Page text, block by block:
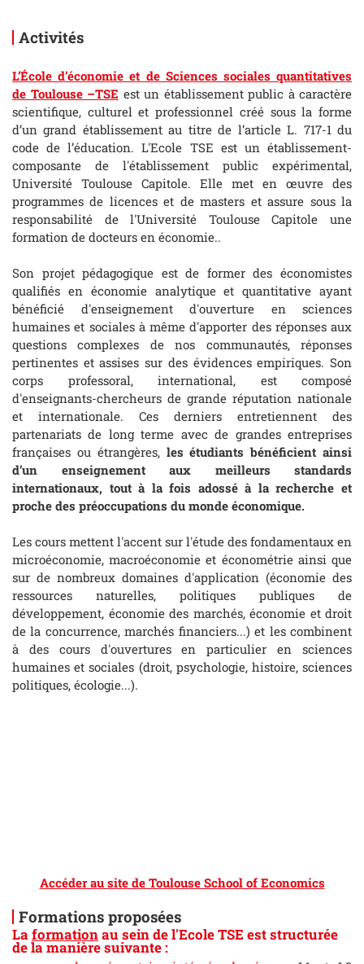
Activités
L’École d’économie et de Sciences sociales quantitatives
de Toulouse –TSE est un établissement public à caractère
scientifique, culturel et professionnel créé sous la forme
d’un grand établissement au titre de l’article L. 717-1 du
code de l’éducation. L'Ecole TSE est un établissement-
composante de l'établissement public expérimental,
Université Toulouse Capitole. Elle met en œuvre des
programmes de licences et de masters et assure sous la
responsabilité de l'Université Toulouse Capitole une
formation de docteurs en économie..
Son projet pédagogique est de former des économistes
qualifiés en économie analytique et quantitative ayant
bénéficié d'enseignement d'ouverture en sciences
humaines et sociales à même d'apporter des réponses aux
questions complexes de nos communautés, réponses
pertinentes et assises sur des évidences empiriques. Son
corps professoral, international, est composé
d'enseignants-chercheurs de grande réputation nationale
et internationale. Ces derniers entretiennent des
partenariats de long terme avec de grandes entreprises
françaises ou étrangères, les étudiants bénéficient ainsi
d’un enseignement aux meilleurs standards
internationaux, tout à la fois adossé à la recherche et
proche des préoccupations du monde économique.
Les cours mettent l'accent sur l'étude des fondamentaux en
microéconomie, macroéconomie et économétrie ainsi que
sur de nombreux domaines d'application (économie des
ressources naturelles, politiques publiques de
développement, économie des marchés, économie et droit
de la concurrence, marchés financiers...) et les combinent
à des cours d'ouvertures en particulier en sciences
humaines et sociales (droit, psychologie, histoire, sciences
politiques, écologie...).
Accéder au site de Toulouse School of Economics
Formations proposées
Laformationau sein de l'Ecole TSE est structurée
de la manière suivante :